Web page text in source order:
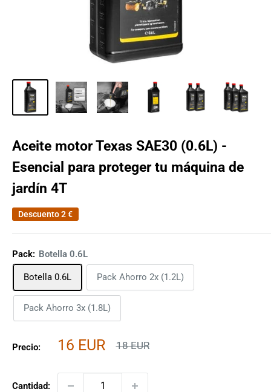
Aceite motor Texas SAE30 (0.6L) -
Esencial para proteger tu máquina de
jardín 4T
Descuento2 €
Pack: Botella 0.6L
Botella 0.6L Pack Ahorro 2x (1.2L)
Pack Ahorro 3x (1.8L)
Precio:
Precio
venta
16 EUR
Precio
18 EUR
Cantidad: